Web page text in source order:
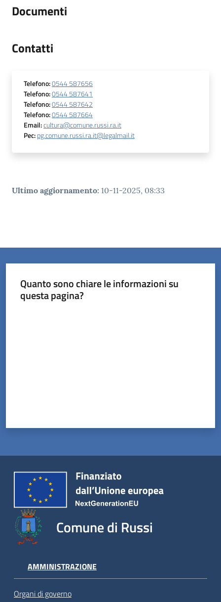
Documenti
Contatti
Telefono:0544 587656
Telefono:0544 587641
Telefono:0544 587642
Telefono:0544 587664
Email:cultura@comune.russi.ra.it
Pec:pg.comune.russi.ra.it@legalmail.it
Ultimo aggiornamento: 10-11-2025, 08:33
Quanto sono chiare le informazioni su
questa pagina?
Comune di Russi
AMMINISTRAZIONE
Organi di governo